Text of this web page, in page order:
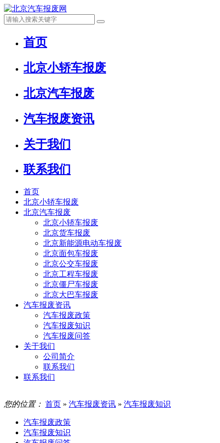
首页
北京小轿车报废
北京汽车报废
汽车报废资讯
关于我们
联系我们
首页
北京小轿车报废
北京汽车报废
北京小轿车报废
北京货车报废
北京新能源电动车报废
北京面包车报废
北京公交车报废
北京工程车报废
北京僵尸车报废
北京大巴车报废
汽车报废资讯
汽车报废政策
汽车报废知识
汽车报废问答
关于我们
公司简介
联系我们
联系我们
您的位置： 首页 » 汽车报废资讯 » 汽车报废知识
汽车报废政策
汽车报废知识